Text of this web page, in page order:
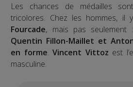
Les chances de médailles
tricolores. Chez les hommes, il
Fourcade, mais pas seulement :
Quentin Fillon-Maillet et
en forme.Vincent Vittoz est
masculine.